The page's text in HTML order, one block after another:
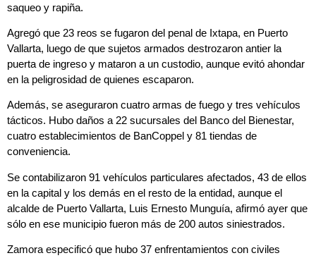
saqueo y rapiña.
Agregó que 23 reos se fugaron del penal de Ixtapa, en Puerto
Vallarta, luego de que sujetos armados destrozaron antier la
puerta de ingreso y mataron a un custodio, aunque evitó ahondar
en la peligrosidad de quienes escaparon.
Además, se aseguraron cuatro armas de fuego y tres vehículos
tácticos. Hubo daños a 22 sucursales del Banco del Bienestar,
cuatro establecimientos de BanCoppel y 81 tiendas de
conveniencia.
Se contabilizaron 91 vehículos particulares afectados, 43 de ellos
en la capital y los demás en el resto de la entidad, aunque el
alcalde de Puerto Vallarta, Luis Ernesto Munguía, afirmó ayer que
sólo en ese municipio fueron más de 200 autos siniestrados.
Zamora especificó que hubo 37 enfrentamientos con civiles